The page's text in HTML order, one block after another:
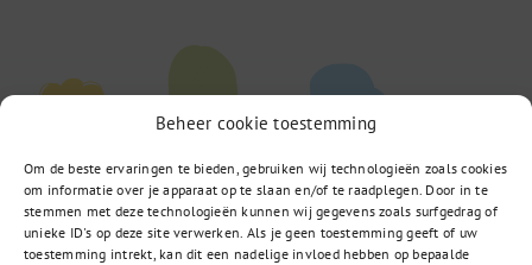
Beheer cookie toestemming
Om de beste ervaringen te bieden, gebruiken wij technologieën zoals cookies
om informatie over je apparaat op te slaan en/of te raadplegen. Door in te
stemmen met deze technologieën kunnen wij gegevens zoals surfgedrag of
unieke ID's op deze site verwerken. Als je geen toestemming geeft of uw
toestemming intrekt, kan dit een nadelige invloed hebben op bepaalde